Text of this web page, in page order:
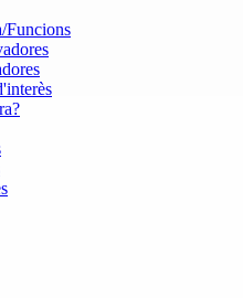
Funcions